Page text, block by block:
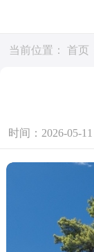
当前位置： 首页
时间：2026-05-